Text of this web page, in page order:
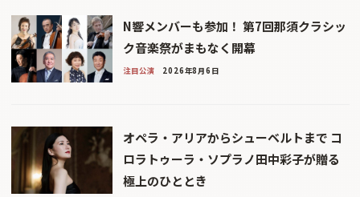
N響メンバーも参加！ 第7回那須クラシッ
ク音楽祭がまもなく開幕
注目公演 2026年8月6日
オペラ・アリアからシューベルトまで コ
ロラトゥーラ・ソプラノ田中彩子が贈る
極上のひととき